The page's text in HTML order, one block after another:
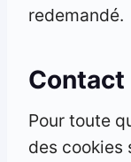
redemandé.
Contact
Pour toute
des cookies